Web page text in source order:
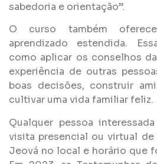
sabedoria e orientação”.
O curso também
aprendizado estendida.
como aplicar os conselhos
experiência de outras
boas decisões, construir
cultivar uma vida familiar feliz.
Qualquer pessoa
visita presencial ou virtual de
Jeová no local e horário que